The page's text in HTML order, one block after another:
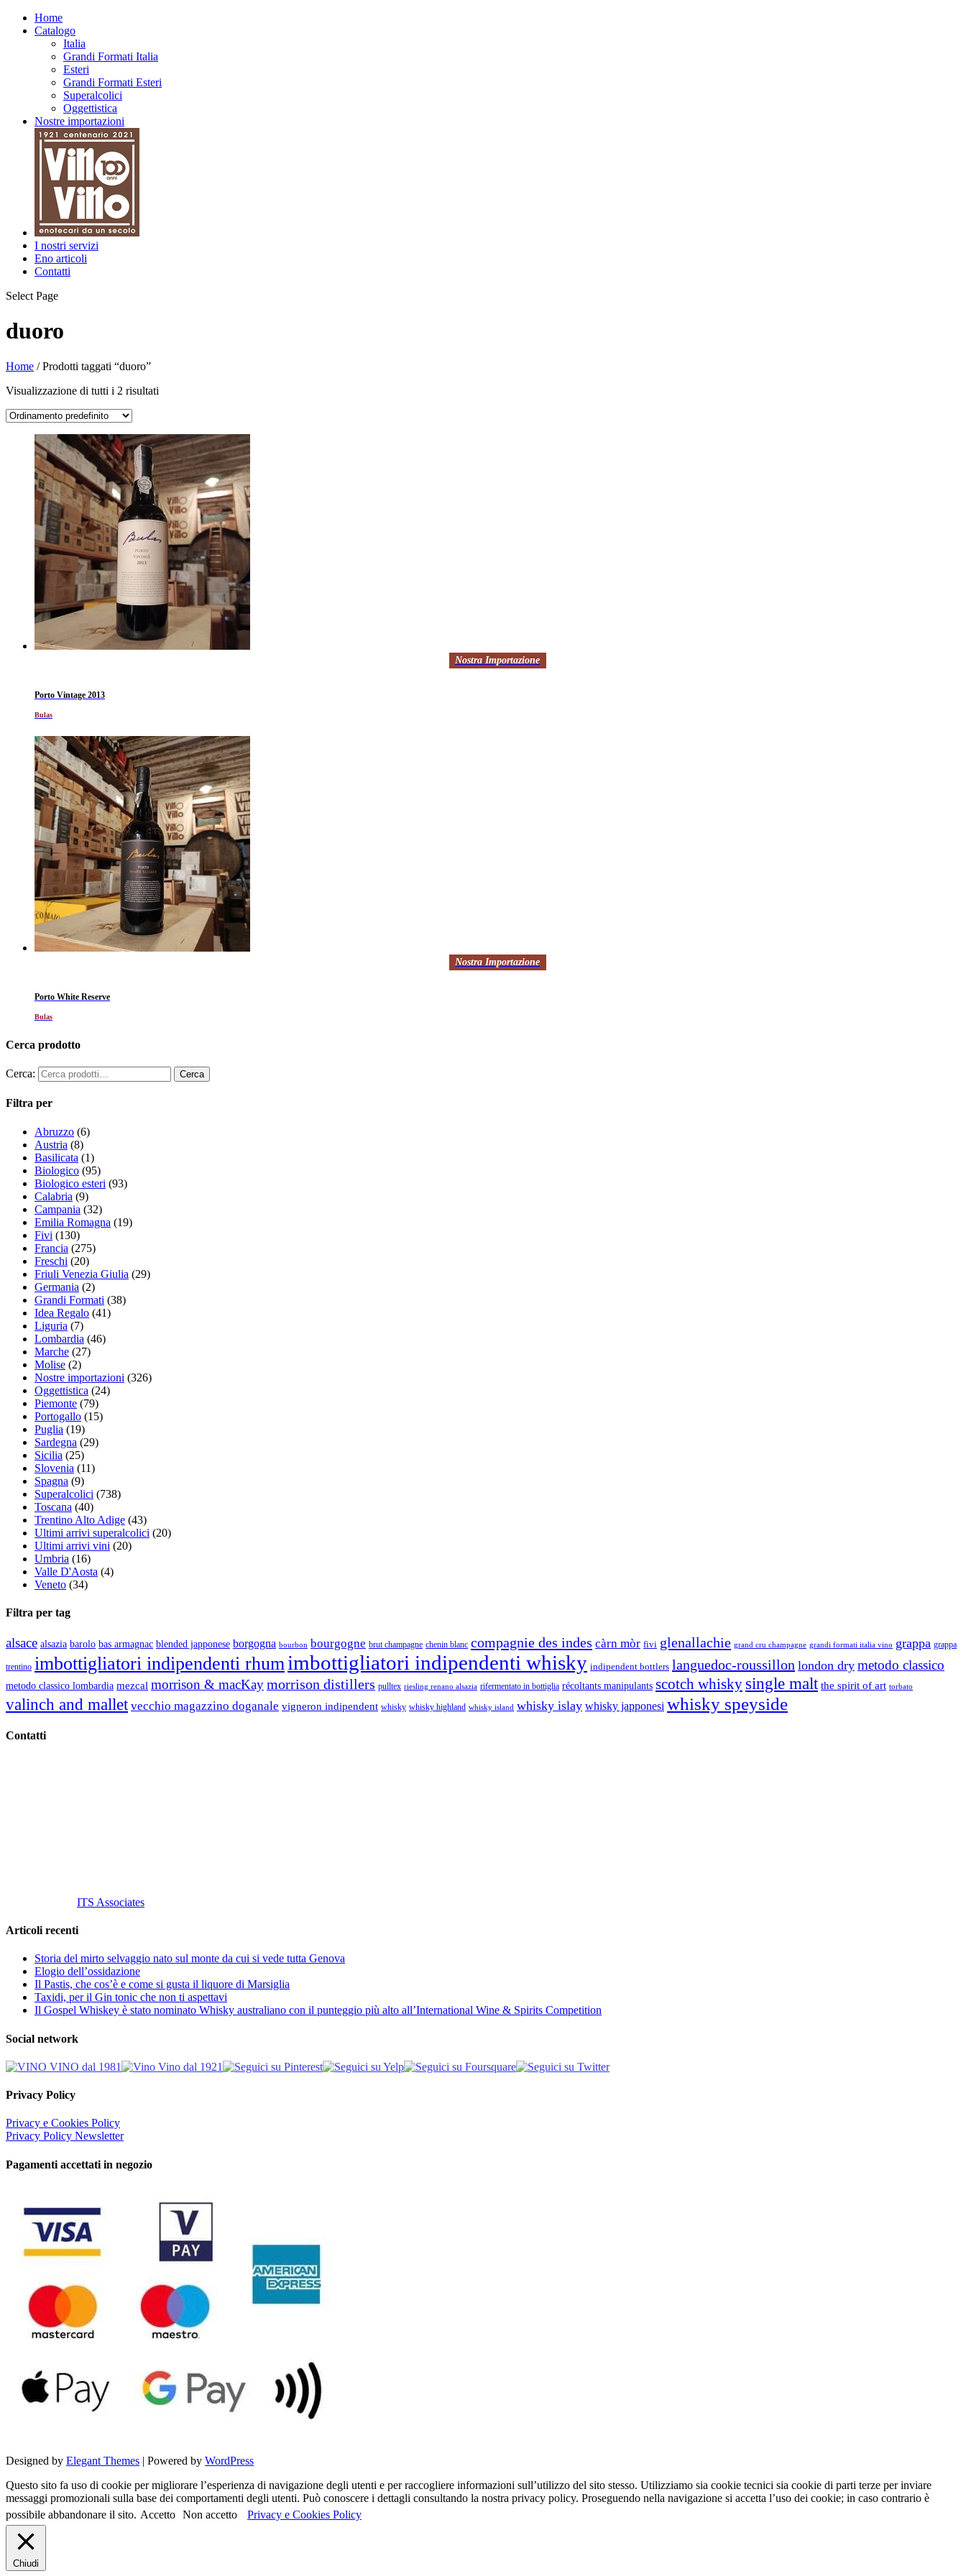
Home
Catalogo
Italia
Grandi Formati Italia
Esteri
Grandi Formati Esteri
Superalcolici
Oggettistica
Nostre importazioni
I nostri servizi
Eno articoli
Contatti
Select Page
duoro
Home / Prodotti taggati “duoro”
Visualizzazione di tutti i 2 risultati
Nostra Importazione
Porto Vintage 2013
Bulas
Nostra Importazione
Porto White Reserve
Bulas
Cerca prodotto
Cerca:
Filtra per
Abruzzo (6)
Austria (8)
Basilicata (1)
Biologico (95)
Biologico esteri (93)
Calabria (9)
Campania (32)
Emilia Romagna (19)
Fivi (130)
Francia (275)
Freschi (20)
Friuli Venezia Giulia (29)
Germania (2)
Grandi Formati (38)
Idea Regalo (41)
Liguria (7)
Lombardia (46)
Marche (27)
Molise (2)
Nostre importazioni (326)
Oggettistica (24)
Piemonte (79)
Portogallo (15)
Puglia (19)
Sardegna (29)
Sicilia (25)
Slovenia (11)
Spagna (9)
Superalcolici (738)
Toscana (40)
Trentino Alto Adige (43)
Ultimi arrivi superalcolici (20)
Ultimi arrivi vini (20)
Umbria (16)
Valle D'Aosta (4)
Veneto (34)
Filtra per tag
alsace alsazia barolo bas armagnac blended japponese borgogna bourbon bourgogne brut champagne chenin blanc compagnie des indes càrn mòr fivi glenallachie grand cru champagne grandi formati italia vino grappa grappa
trentino imbottigliatori indipendenti rhumimbottigliatori indipendenti whisky indipendent bottlers languedoc-roussillon london dry metodo classico
metodo classico lombardia mezcal morrison & macKaymorrison distillers pulltex riesling renano alsazia rifermentato in bottiglia récoltants manipulants scotch whisky single malt the spirit of art torbato
valinch and mallet vecchio magazzino doganale vigneron indipendent whisky whisky highland whisky island whisky islay whisky japponesi whisky speyside
Contatti
ITS Associates
Articoli recenti
Storia del mirto selvaggio nato sul monte da cui si vede tutta Genova
Elogio dell’ossidazione
Il Pastis, che cos’è e come si gusta il liquore di Marsiglia
Taxidi, per il Gin tonic che non ti aspettavi
Il Gospel Whiskey è stato nominato Whisky australiano con il punteggio più alto all’International Wine & Spirits Competition
Social network
Privacy Policy
Privacy e Cookies Policy
Privacy Policy Newsletter
Pagamenti accettati in negozio
Designed by Elegant Themes | Powered by WordPress
Questo sito fa uso di cookie per migliorare l’esperienza di navigazione degli utenti e per raccogliere informazioni sull’utilizzo del sito stesso. Utilizziamo sia cookie tecnici sia cookie di parti terze per inviare
messaggi promozionali sulla base dei comportamenti degli utenti. Può conoscere i dettagli consultando la nostra privacy policy. Proseguendo nella navigazione si accetta l’uso dei cookie; in caso contrario è
possibile abbandonare il sito. Accetto Non accetto Privacy e Cookies Policy
Chiudi